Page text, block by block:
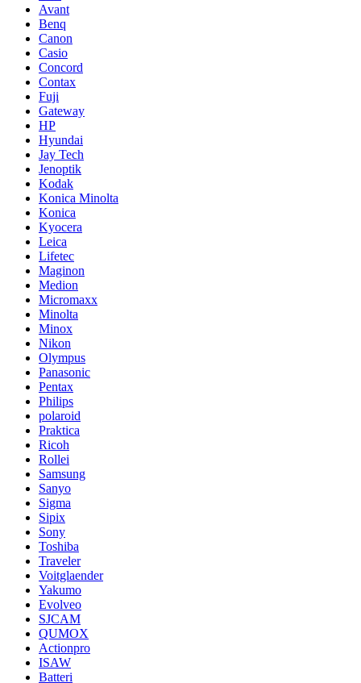
Avant
Benq
Canon
Casio
Concord
Contax
Fuji
Gateway
HP
Hyundai
Jay Tech
Jenoptik
Kodak
Konica Minolta
Konica
Kyocera
Leica
Lifetec
Maginon
Medion
Micromaxx
Minolta
Minox
Nikon
Olympus
Panasonic
Pentax
Philips
polaroid
Praktica
Ricoh
Rollei
Samsung
Sanyo
Sigma
Sipix
Sony
Toshiba
Traveler
Voitglaender
Yakumo
Evolveo
SJCAM
QUMOX
Actionpro
ISAW
Batteri